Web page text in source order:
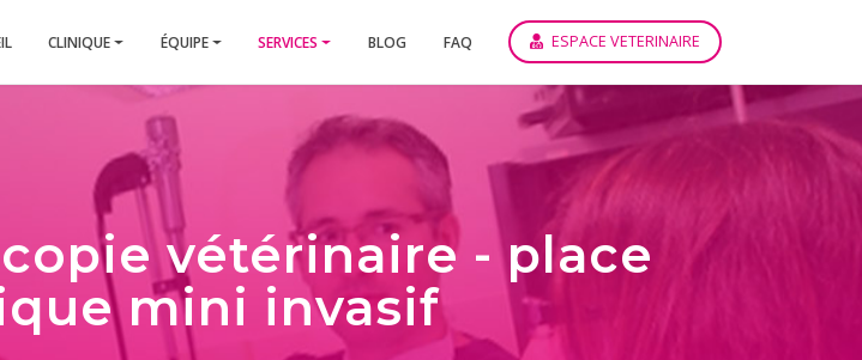
CLINIQUE ÉQUIPE SERVICES BLOG FAQ ESPACE VETERINAIRE
vétérinaire - place
mini invasif